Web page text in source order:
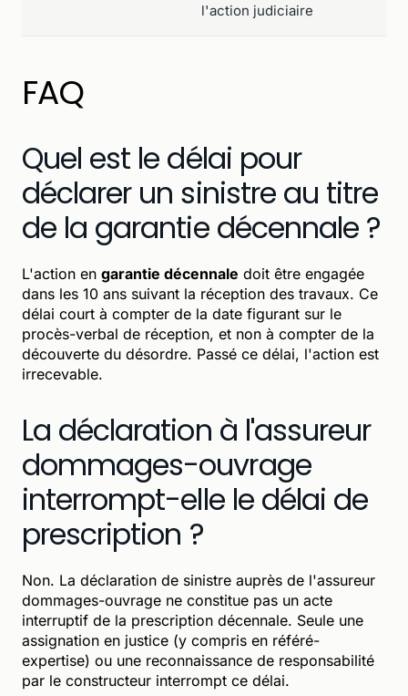
l'action judiciaire
FAQ
Quel est le délai pour
déclarer un sinistre au titre
de la garantie décennale ?
L'action en garantie décennale doit être engagée
dans les 10 ans suivant la réception des travaux. Ce
délai court à compter de la date figurant sur le
procès-verbal de réception, et non à compter de la
découverte du désordre. Passé ce délai, l'action est
irrecevable.
La déclaration à l'assureur
dommages-ouvrage
interrompt-elle le délai de
prescription ?
Non. La déclaration de sinistre auprès de l'assureur
dommages-ouvrage ne constitue pas un acte
interruptif de la prescription décennale. Seule une
assignation en justice (y compris en référé-
expertise) ou une reconnaissance de responsabilité
par le constructeur interrompt ce délai.